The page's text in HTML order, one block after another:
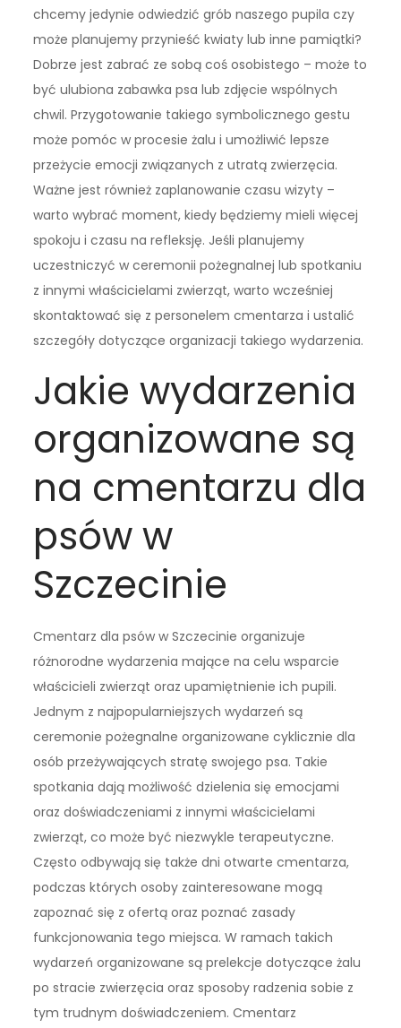
chcemy jedynie odwiedzić grób naszego pupila czy
może planujemy przynieść kwiaty lub inne pamiątki?
Dobrze jest zabrać ze sobą coś osobistego – może to
być ulubiona zabawka psa lub zdjęcie wspólnych
chwil. Przygotowanie takiego symbolicznego gestu
może pomóc w procesie żalu i umożliwić lepsze
przeżycie emocji związanych z utratą zwierzęcia.
Ważne jest również zaplanowanie czasu wizyty –
warto wybrać moment, kiedy będziemy mieli więcej
spokoju i czasu na refleksję. Jeśli planujemy
uczestniczyć w ceremonii pożegnalnej lub spotkaniu
z innymi właścicielami zwierząt, warto wcześniej
skontaktować się z personelem cmentarza i ustalić
szczegóły dotyczące organizacji takiego wydarzenia.
Jakie wydarzenia
organizowane są
na cmentarzu dla
psów w
Szczecinie
Cmentarz dla psów w Szczecinie organizuje
różnorodne wydarzenia mające na celu wsparcie
właścicieli zwierząt oraz upamiętnienie ich pupili.
Jednym z najpopularniejszych wydarzeń są
ceremonie pożegnalne organizowane cyklicznie dla
osób przeżywających stratę swojego psa. Takie
spotkania dają możliwość dzielenia się emocjami
oraz doświadczeniami z innymi właścicielami
zwierząt, co może być niezwykle terapeutyczne.
Często odbywają się także dni otwarte cmentarza,
podczas których osoby zainteresowane mogą
zapoznać się z ofertą oraz poznać zasady
funkcjonowania tego miejsca. W ramach takich
wydarzeń organizowane są prelekcje dotyczące żalu
po stracie zwierzęcia oraz sposoby radzenia sobie z
tym trudnym doświadczeniem. Cmentarz